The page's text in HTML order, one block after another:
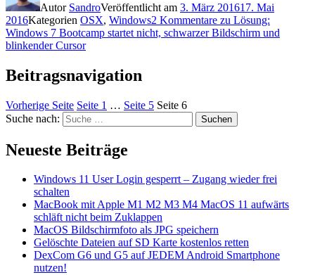
Autor SandroVeröffentlicht am 3. März 201617. Mai
2016Kategorien OSX, Windows2 Kommentare zu Lösung:
Windows 7 Bootcamp startet nicht, schwarzer Bildschirm und
blinkender Cursor
Beitragsnavigation
Vorherige Seite Seite 1 … Seite 5 Seite 6
Suche nach:
Suchen
Neueste Beiträge
Windows 11 User Login gesperrt – Zugang wieder frei
schalten
MacBook mit Apple M1 M2 M3 M4 MacOS 11 aufwärts
schläft nicht beim Zuklappen
MacOS Bildschirmfoto als JPG speichern
Gelöschte Dateien auf SD Karte kostenlos retten
DexCom G6 und G5 auf JEDEM Android Smartphone
nutzen!